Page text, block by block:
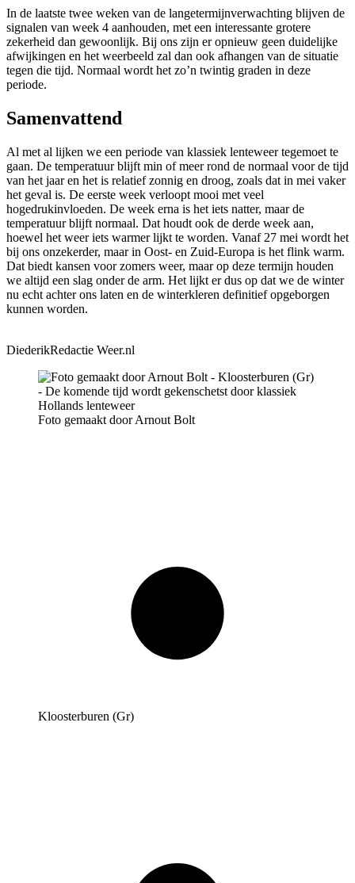
In de laatste twee weken van de langetermijnverwachting blijven de
signalen van week 4 aanhouden, met een interessante grotere
zekerheid dan gewoonlijk. Bij ons zijn er opnieuw geen duidelijke
afwijkingen en het weerbeeld zal dan ook afhangen van de situatie
tegen die tijd. Normaal wordt het zo’n twintig graden in deze
periode.
Samenvattend
Al met al lijken we een periode van klassiek lenteweer tegemoet te
gaan. De temperatuur blijft min of meer rond de normaal voor de tijd
van het jaar en het is relatief zonnig en droog, zoals dat in mei vaker
het geval is. De eerste week verloopt mooi met veel
hogedrukinvloeden. De week erna is het iets natter, maar de
temperatuur blijft normaal. Dat houdt ook de derde week aan,
hoewel het weer iets warmer lijkt te worden. Vanaf 27 mei wordt het
bij ons onzekerder, maar in Oost- en Zuid-Europa is het flink warm.
Dat biedt kansen voor zomers weer, maar op deze termijn houden
we altijd een slag onder de arm. Het lijkt er dus op dat we de winter
nu echt achter ons laten en de winterkleren definitief opgeborgen
kunnen worden.
DiederikRedactie Weer.nl
Foto gemaakt door Arnout Bolt
Kloosterburen (Gr)